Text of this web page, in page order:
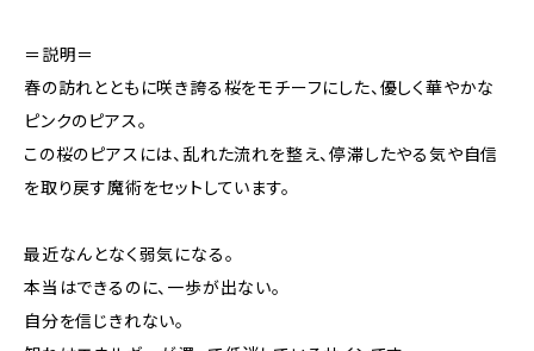
＝説明＝
春の訪れとともに咲き誇る桜をモチーフにした、優しく華やかな
ピンクのピアス。
この桜のピアスには、乱れた流れを整え、停滞したやる気や自信
を取り戻す魔術をセットしています。
最近なんとなく弱気になる。
本当はできるのに、一歩が出ない。
自分を信じきれない。